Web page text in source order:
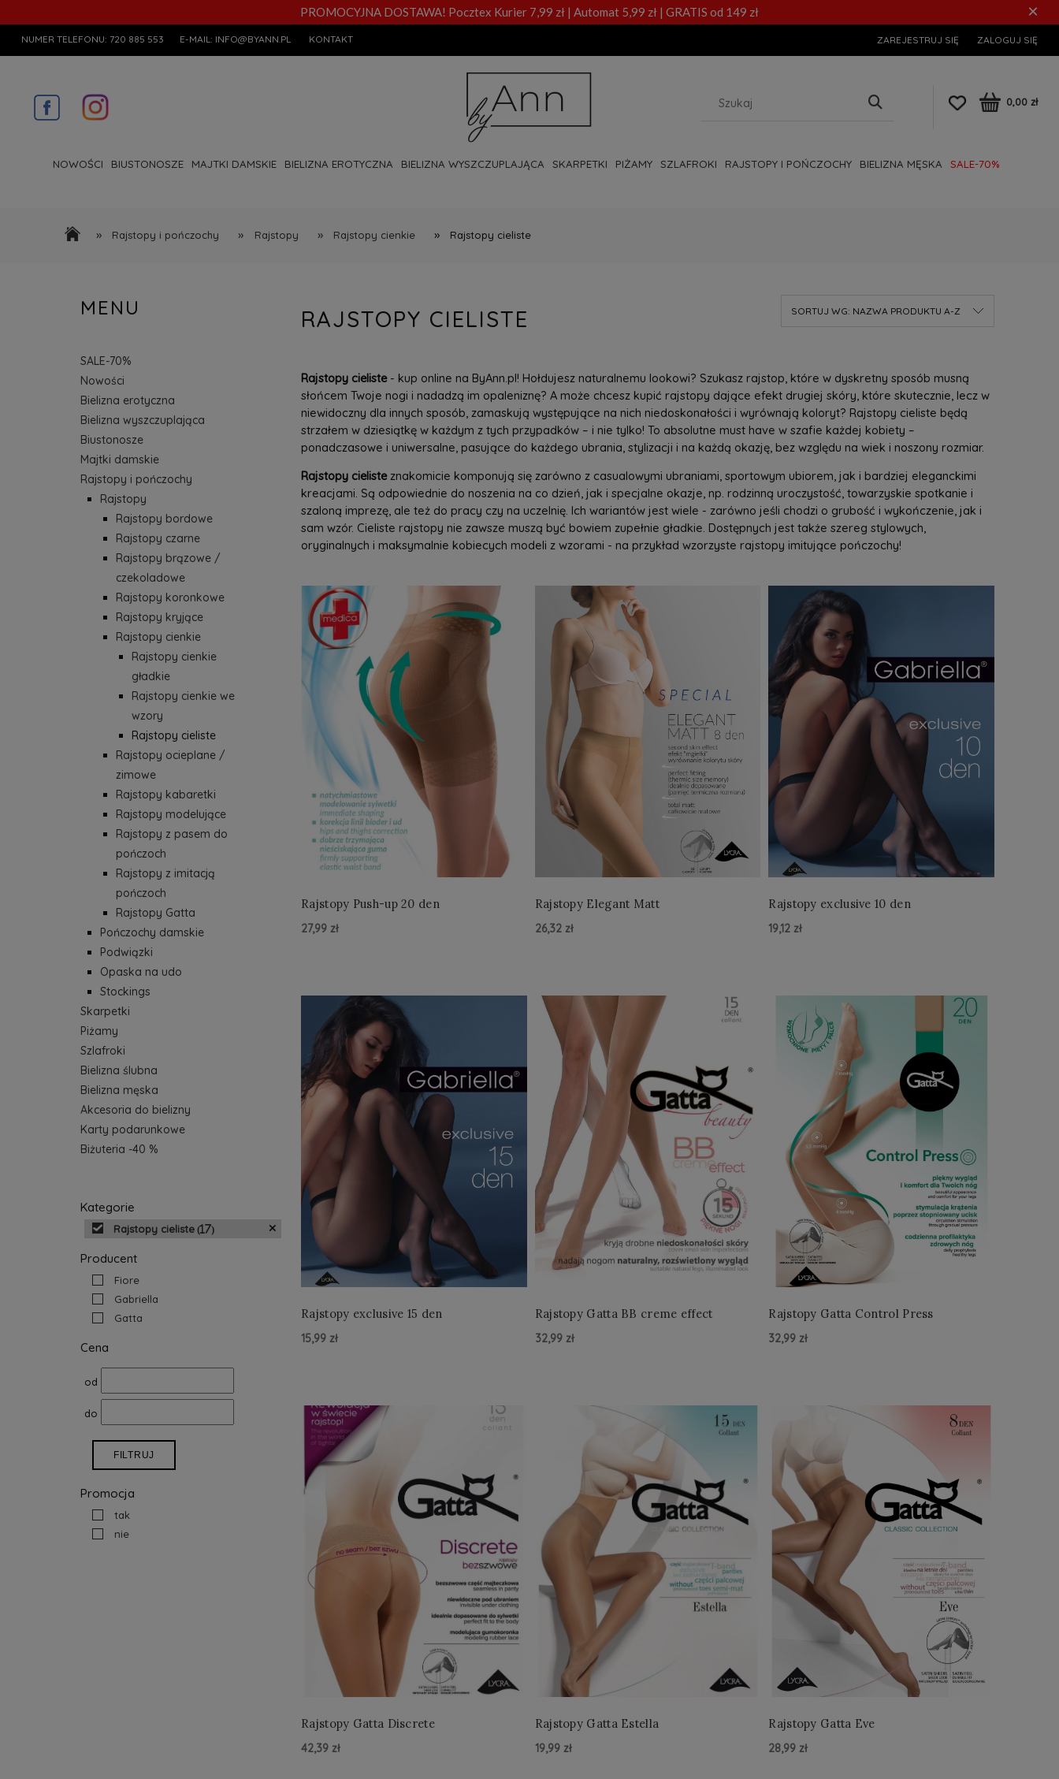
PROMOCYJNA DOSTAWA! Pocztex Kurier 7,99 zł | Automat 5,99 zł | GRATIS od 149 zł ×
NUMER TELEFONU: 720 885 553 E-MAIL: INFO@BYANN.PL KONTAKT ZAREJESTRUJ SIĘ ZALOGUJ SIĘ
0,00 zł
NOWOŚCI BIUSTONOSZE MAJTKI DAMSKIE BIELIZNA EROTYCZNA BIELIZNA WYSZCZUPLAJĄCA SKARPETKI PIŻAMY SZLAFROKI RAJSTOPY I POŃCZOCHY BIELIZNA MĘSKA SALE-70%
» Rajstopy i pończochy » Rajstopy » Rajstopy cienkie » Rajstopy cieliste
MENU
SALE-70%
Nowości
Bielizna erotyczna
Bielizna wyszczuplająca
Biustonosze
Majtki damskie
Rajstopy i pończochy
Rajstopy
Rajstopy bordowe
Rajstopy czarne
Rajstopy brązowe /
czekoladowe
Rajstopy koronkowe
Rajstopy kryjące
Rajstopy cienkie
Rajstopy cienkie
gładkie
Rajstopy cienkie we
wzory
Rajstopy cieliste
Rajstopy ocieplane /
zimowe
Rajstopy kabaretki
Rajstopy modelujące
Rajstopy z pasem do
pończoch
Rajstopy z imitacją
pończoch
Rajstopy Gatta
Pończochy damskie
Podwiązki
Opaska na udo
Stockings
Skarpetki
Piżamy
Szlafroki
Bielizna ślubna
Bielizna męska
Akcesoria do bielizny
Karty podarunkowe
Biżuteria -40 %
Kategorie
Rajstopy cieliste (17)
Producent
Fiore
Gabriella
Gatta
Cena
od
do
FILTRUJ
Promocja
tak
nie
RAJSTOPY CIELISTE SORTUJ WG: NAZWA PRODUKTU A-Z
Rajstopy cieliste- kup online na ByAnn.pl! Hołdujesz naturalnemu lookowi? Szukasz rajstop, które w dyskretny sposób musną
słońcem Twoje nogi i nadadzą im opaleniznę? A może chcesz kupić rajstopy dające efekt drugiej skóry, które skutecznie, lecz w
niewidoczny dla innych sposób, zamaskują występujące na nich niedoskonałości i wyrównają koloryt? Rajstopy cieliste będą
strzałem w dziesiątkę w każdym z tych przypadków – i nie tylko! To absolutne must have w szafie każdej kobiety –
ponadczasowe i uniwersalne, pasujące do każdego ubrania, stylizacji i na każdą okazję, bez względu na wiek i noszony rozmiar.
Rajstopy cielisteznakomicie komponują się zarówno z casualowymi ubraniami, sportowym ubiorem, jak i bardziej eleganckimi
kreacjami. Są odpowiednie do noszenia na co dzień, jak i specjalne okazje, np. rodzinną uroczystość, towarzyskie spotkanie i
szaloną imprezę, ale też do pracy czy na uczelnię. Ich wariantów jest wiele - zarówno jeśli chodzi o grubość i wykończenie, jak i
sam wzór. Cieliste rajstopy nie zawsze muszą być bowiem zupełnie gładkie. Dostępnych jest także szereg stylowych,
oryginalnych i maksymalnie kobiecych modeli z wzorami - na przykład wzorzyste rajstopy imitujące pończochy!
Rajstopy Push-up 20 den
27,99 zł
Rajstopy Elegant Matt
26,32 zł
Rajstopy exclusive 10 den
19,12 zł
Rajstopy exclusive 15 den
15,99 zł
Rajstopy Gatta BB creme effect
32,99 zł
Rajstopy Gatta Control Press
32,99 zł
Rajstopy Gatta Discrete
42,39 zł
Rajstopy Gatta Estella
19,99 zł
Rajstopy Gatta Eve
28,99 zł